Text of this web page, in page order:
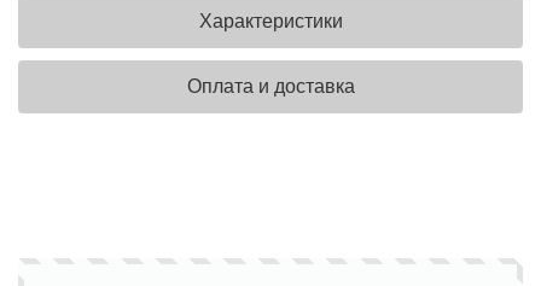
Характеристики
Оплата и доставка